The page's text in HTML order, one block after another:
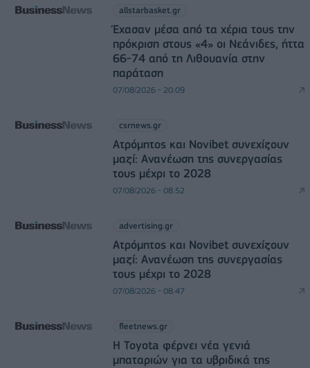
allstarbasket.gr
Έχασαν μέσα από τα χέρια τους την
πρόκριση στους «4» οι Νεάνιδες, ήττα
66-74 από τη Λιθουανία στην
παράταση
07/08/2026 - 20:09
csrnews.gr
Ατρόμητος και Novibet συνεχίζουν
μαζί: Ανανέωση της συνεργασίας
τους μέχρι το 2028
07/08/2026 - 08:52
advertising.gr
Ατρόμητος και Novibet συνεχίζουν
μαζί: Ανανέωση της συνεργασίας
τους μέχρι το 2028
07/08/2026 - 08:47
fleetnews.gr
Η Toyota φέρνει νέα γενιά
μπαταριών για τα υβριδικά της